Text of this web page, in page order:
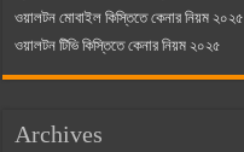
ওয়ালটন মোবাইল কিস্তিতে কেনার নিয়ম ২০২৫
ওয়ালটন টিভি কিস্তিতে কেনার নিয়ম ২০২৫
Archives